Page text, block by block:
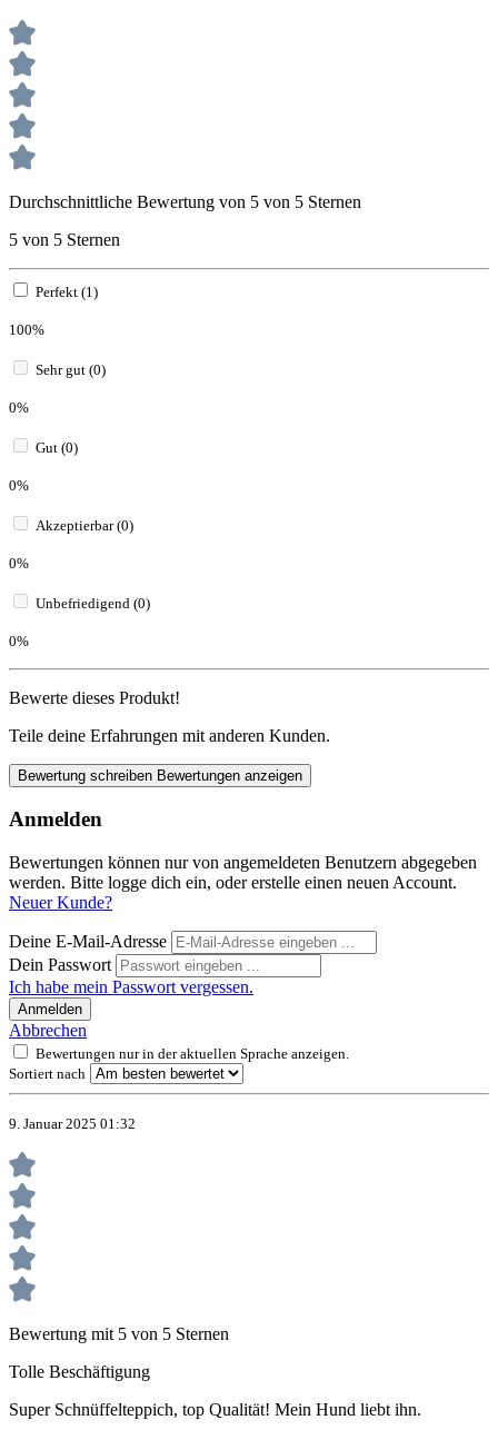
Durchschnittliche Bewertung von 5 von 5 Sternen
5 von 5 Sternen
Perfekt (1)
100%
Sehr gut (0)
0%
Gut (0)
0%
Akzeptierbar (0)
0%
Unbefriedigend (0)
0%
Bewerte dieses Produkt!
Teile deine Erfahrungen mit anderen Kunden.
Bewertung schreiben Bewertungen anzeigen
Anmelden
Bewertungen können nur von angemeldeten Benutzern abgegeben
werden. Bitte logge dich ein, oder erstelle einen neuen Account.
Neuer Kunde?
Deine E-Mail-Adresse
Dein Passwort
Ich habe mein Passwort vergessen.
Anmelden
Abbrechen
Bewertungen nur in der aktuellen Sprache anzeigen.
Sortiert nach
9. Januar 2025 01:32
Bewertung mit 5 von 5 Sternen
Tolle Beschäftigung
Super Schnüffelteppich, top Qualität! Mein Hund liebt ihn.